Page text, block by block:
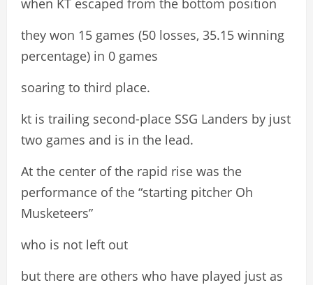
when KT escaped from the bottom position
they won 15 games (50 losses, 35.15 winning
percentage) in 0 games
soaring to third place.
kt is trailing second-place SSG Landers by just
two games and is in the lead.
At the center of the rapid rise was the
performance of the “starting pitcher Oh
Musketeers”
who is not left out
but there are others who have played just as